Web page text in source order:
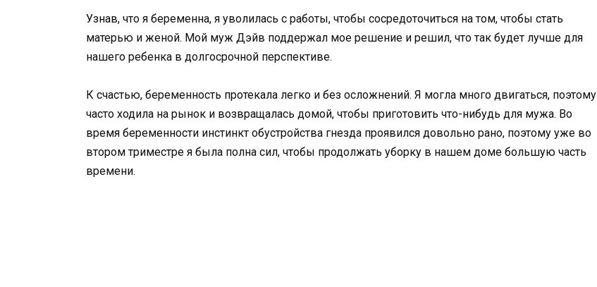
Узнав, что я беременна, я уволилась с работы, чтобы сосредоточиться на том, чтобы стать
матерью и женой. Мой муж Дэйв поддержал мое решение и решил, что так будет лучше для
нашего ребенка в долгосрочной перспективе.
К счастью, беременность протекала легко и без осложнений. Я могла много двигаться, поэтому
часто ходила на рынок и возвращалась домой, чтобы приготовить что-нибудь для мужа. Во
время беременности инстинкт обустройства гнезда проявился довольно рано, поэтому уже во
втором триместре я была полна сил, чтобы продолжать уборку в нашем доме большую часть
времени.